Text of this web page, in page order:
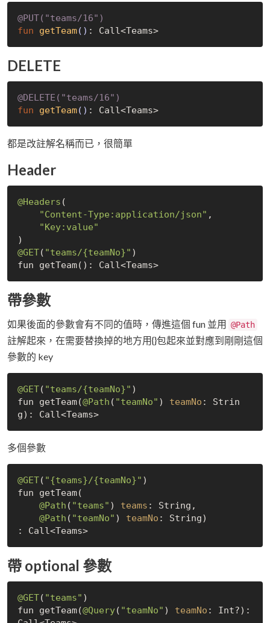
@PUT( "teams/16" )
fun
getTeam() : Call<Teams>
DELETE
@DELETE( "teams/16" )
fun
getTeam() : Call<Teams>
都是改註解名稱而已，很簡單
Header
@Headers (
"Content-Type:application/json" ,
"Key:value"
@GET( "teams/{teamNo}" )
fun getTeam(): Call<Teams>
帶參數
如果後面的參數會有不同的值時，傳進這個 fun 並用 @Path
註解起來，在需要替換掉的地方用{}包起來並對應到剛剛這個
參數的 key
@GET( "teams/{teamNo}" )
fun getTeam(@Path ( "teamNo" ) teamNo : Strin
g): Call<Teams>
多個參數
@GET( "{teams}/{teamNo}" )
fun getTeam(
@Path ( "teams" ) teams : String,
@Path ( "teamNo" ) teamNo : String)
: Call<Teams>
帶 optional 參數
@GET( "teams" )
fun getTeam(@Query( "teamNo" ) teamNo : Int?):